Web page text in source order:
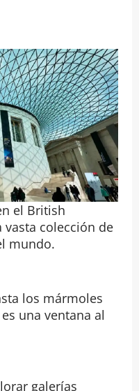
el British
colección de
mundo.
los mármoles
una ventana al
galerías